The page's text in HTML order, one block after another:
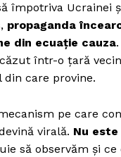
împotriva
propaganda
din ecuație cauza
într-o țară
din care provine.
pe care
virală. Nu
să observăm și